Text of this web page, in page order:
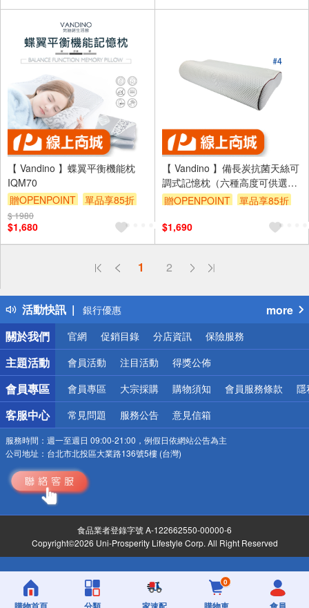
【 Vandino 】蝶翼平衡機能枕
IQM70
贈OPENPOINT
單品享85折
$ 1980
$1,680
【 Vandino 】備長炭抗菌天絲可
調式記憶枕（六種高度可供選
擇）贈#1cm側墊片x3
贈OPENPOINT
單品享85折
$1,690
1 2
活動快訊
詐騙網頁！請小心！
熱門話題
銀行優惠
偏遠地區配送
詐騙網頁！請小心！
more
關於我們
官網 促銷目錄 分店資訊 保險服務
主題活動 會員活動 注目活動 得獎公佈
會員專區 會員專區 大宗採購 購物須知 會員服務條款 隱
客服中心 常見問題 服務公告 意見信箱
服務時間： 週一至週日 09:00-21:00，例假日依網站公告為主
公司地址： 台北市北投區大業路136號5樓 (台灣)
食品業者登錄字號 A-122662550-00000-6
Copyright©2026 Uni-Prosperity Lifestyle Corp. All Right Reserved
0